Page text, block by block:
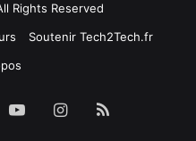
Rights Reserved
Soutenir Tech2Tech.fr
YouTubeInstagram